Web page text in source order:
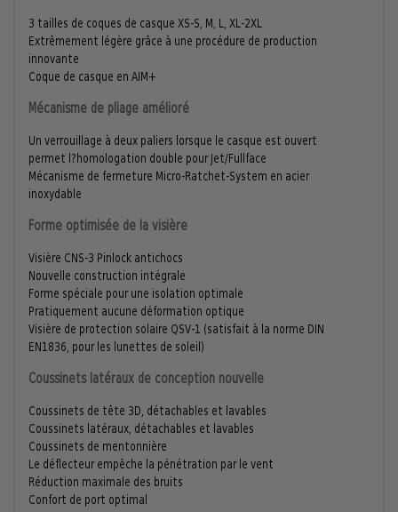
3 tailles de coques de casque XS-S, M, L, XL-2XL
Extrêmement légère grâce à une procédure de production
innovante
Coque de casque en AIM+
Mécanisme de pliage amélioré
Un verrouillage à deux paliers lorsque le casque est ouvert
permet l?homologation double pour Jet/Fullface
Mécanisme de fermeture Micro-Ratchet-System en acier
inoxydable
Forme optimisée de la visière
Visière CNS-3 Pinlock antichocs
Nouvelle construction intégrale
Forme spéciale pour une isolation optimale
Pratiquement aucune déformation optique
Visière de protection solaire QSV-1 (satisfait à la norme DIN
EN1836, pour les lunettes de soleil)
Coussinets latéraux de conception nouvelle
Coussinets de tête 3D, détachables et lavables
Coussinets latéraux, détachables et lavables
Coussinets de mentonnière
Le déflecteur empêche la pénétration par le vent
Réduction maximale des bruits
Confort de port optimal